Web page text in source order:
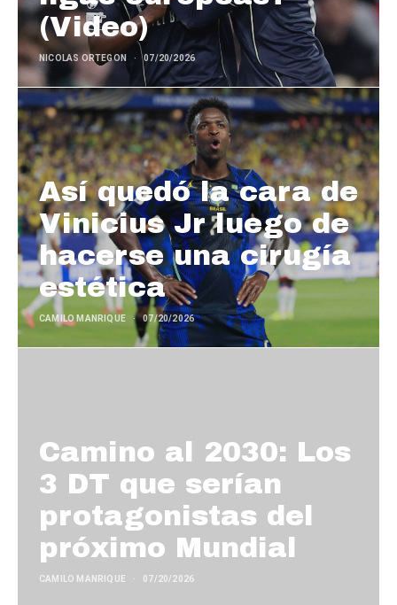
(Video)
NICOLAS ORTEGON 07/20/2026
Así quedó la cara de
Vinicius Jr luego de
hacerse una cirugía
estética
CAMILO MANRIQUE 07/20/2026
Camino al 2030: Los
3 DT que serían
protagonistas del
próximo Mundial
CAMILO MANRIQUE 07/20/2026